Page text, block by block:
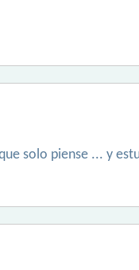
solo piense ... y